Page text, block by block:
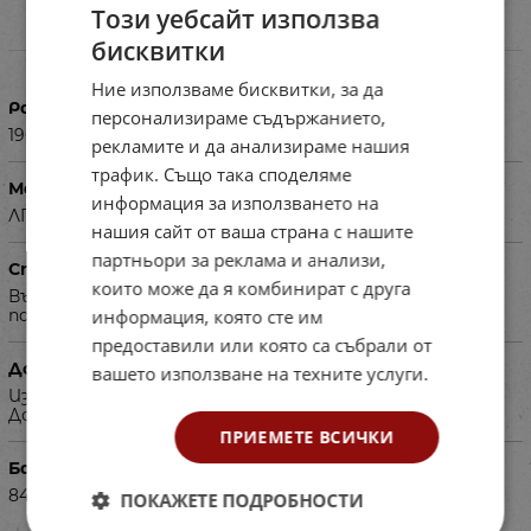
Характеристики
Размери в см
190х40 Н=117
Материал
ЛПДЧ
Специфика
Възможност за избор цвета на ламината от базова
палитра или допълнителни цветови палитри.
Допълнителна информация
Изисква се авансово плащане на 50% от сумата.
Доставя се в сглобен вид.
Баркод (ISBN, UPC, др.)
840671
Този уебсайт използва
бисквитки
Ние използваме бисквитки, за да
персонализираме съдържанието,
рекламите и да анализираме нашия
трафик. Също така споделяме
информация за използването на
нашия сайт от ваша страна с нашите
партньори за реклама и анализи,
които може да я комбинират с друга
информация, която сте им
предоставили или която са събрали от
вашето използване на техните услуги.
ПРИЕМЕТЕ ВСИЧКИ
ПОКАЖЕТЕ ПОДРОБНОСТИ